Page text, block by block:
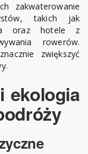
zakwaterowanie
takich jak
oraz hotele z
rowerów.
zwiększyć
ekologia